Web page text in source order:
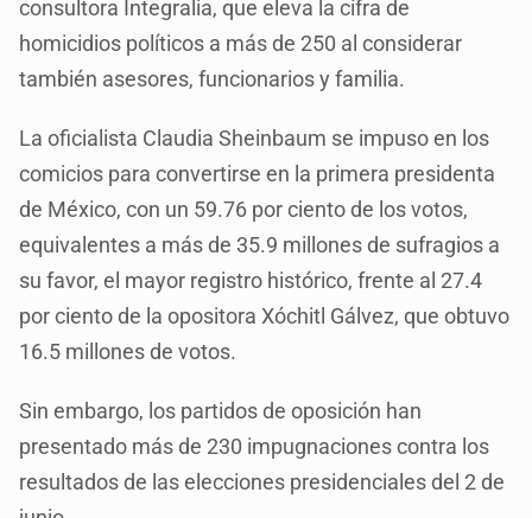
consultora Integralia, que eleva la cifra de
homicidios políticos a más de 250 al considerar
también asesores, funcionarios y familia.
La oficialista Claudia Sheinbaum se impuso en los
comicios para convertirse en la primera presidenta
de México, con un 59.76 por ciento de los votos,
equivalentes a más de 35.9 millones de sufragios a
su favor, el mayor registro histórico, frente al 27.4
por ciento de la opositora Xóchitl Gálvez, que obtuvo
16.5 millones de votos.
Sin embargo, los partidos de oposición han
presentado más de 230 impugnaciones contra los
resultados de las elecciones presidenciales del 2 de